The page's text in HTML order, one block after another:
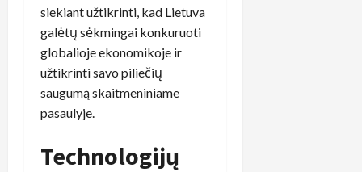
siekiant užtikrinti, kad Lietuva
galėtų sėkmingai konkuruoti
globalioje ekonomikoje ir
užtikrinti savo piliečių
saugumą skaitmeniniame
pasaulyje.
Technologijų